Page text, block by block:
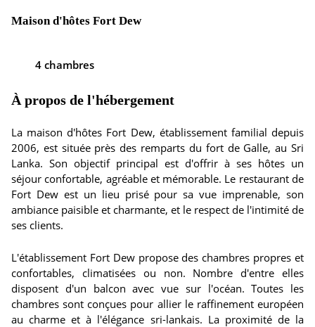
Maison d'hôtes Fort Dew
4 chambres
À propos de l'hébergement
La maison d'hôtes Fort Dew, établissement familial depuis
2006, est située près des remparts du fort de Galle, au Sri
Lanka. Son objectif principal est d'offrir à ses hôtes un
séjour confortable, agréable et mémorable. Le restaurant de
Fort Dew est un lieu prisé pour sa vue imprenable, son
ambiance paisible et charmante, et le respect de l'intimité de
ses clients.
L'établissement Fort Dew propose des chambres propres et
confortables, climatisées ou non. Nombre d'entre elles
disposent d'un balcon avec vue sur l'océan. Toutes les
chambres sont conçues pour allier le raffinement européen
au charme et à l'élégance sri-lankais. La proximité de la